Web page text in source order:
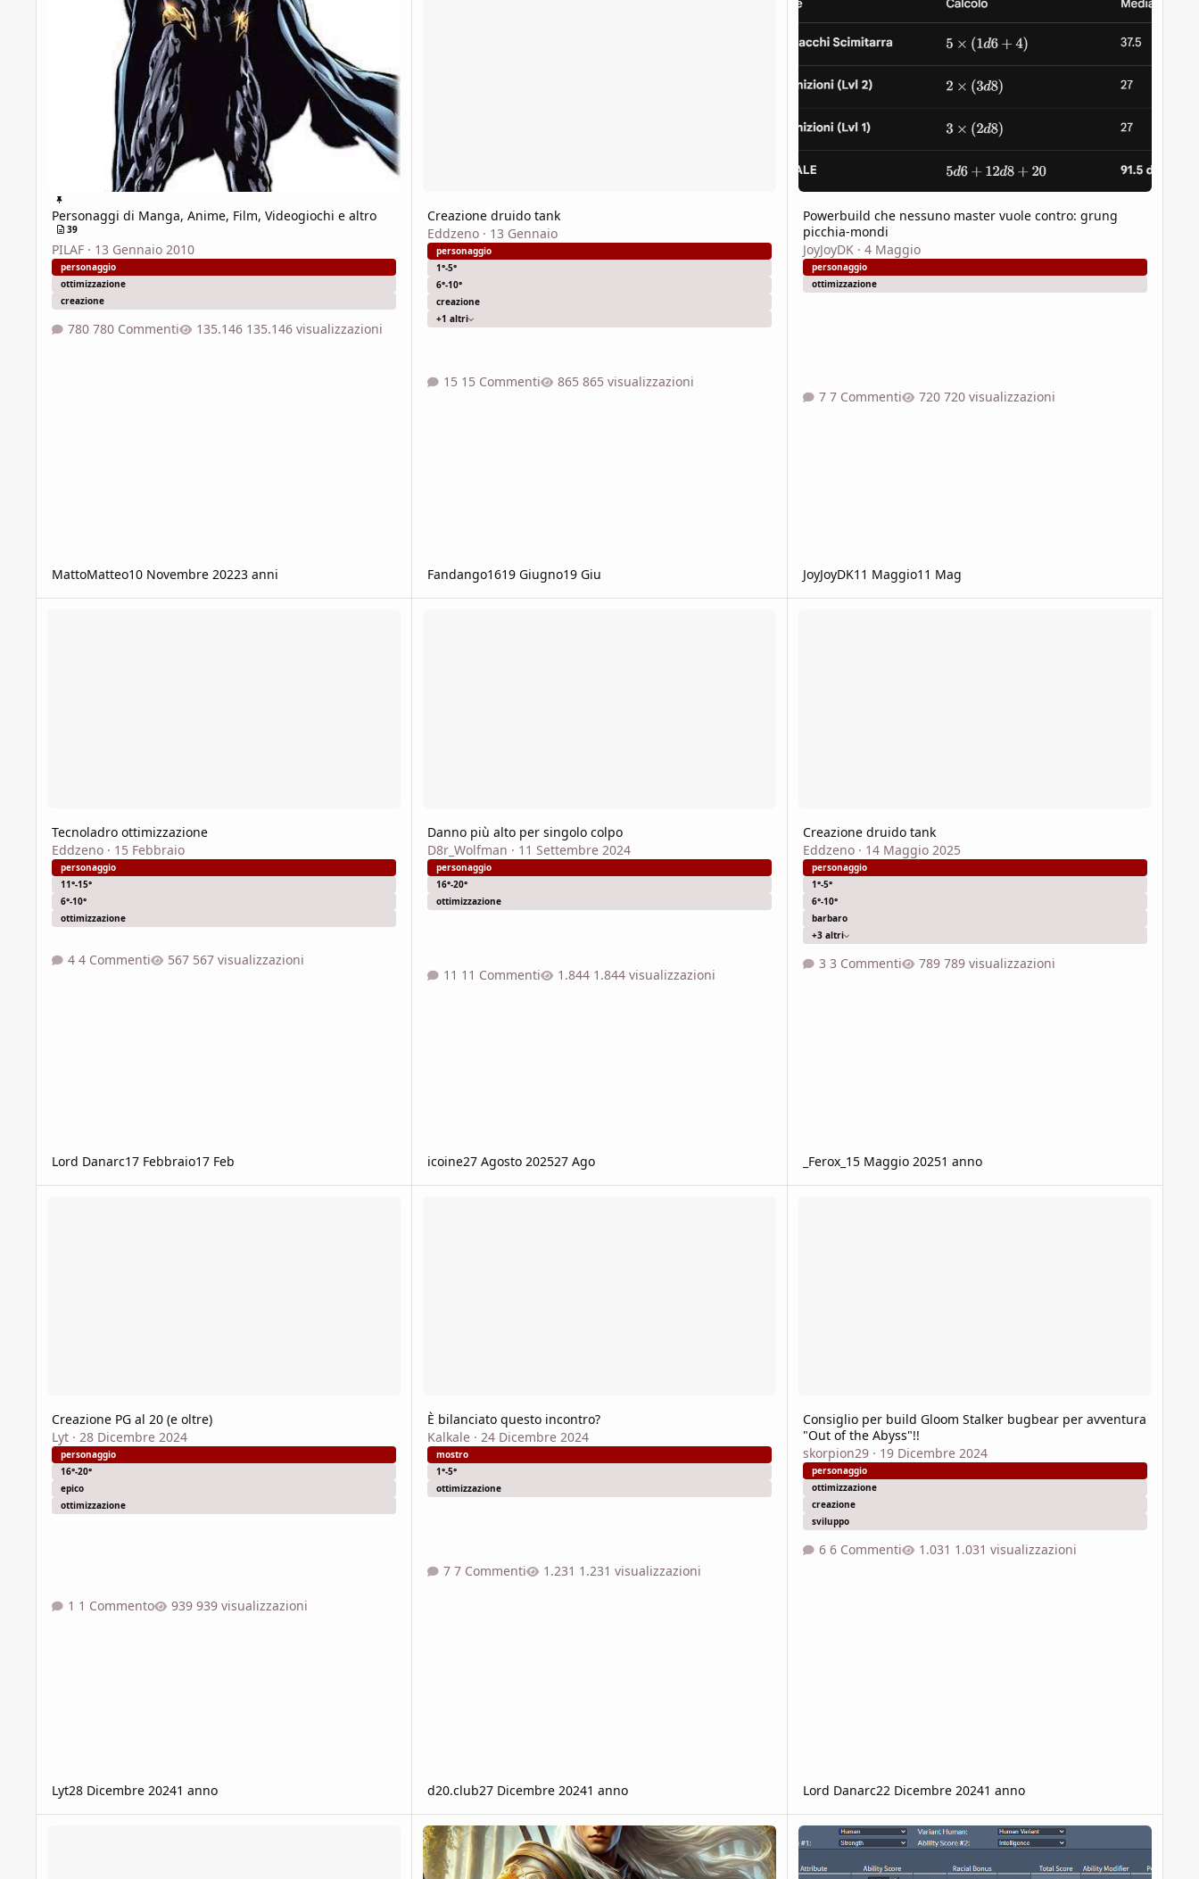
Personaggi di Manga, Anime, Film, Videogiochi e altro
39
PILAF· 13 Gennaio 2010
personaggio
ottimizzazione
creazione
780 Commenti 135.146 visualizzazioni
MattoMatteo10 Novembre 20223 anni
Creazione druido tank
Eddzeno· 13 Gennaio
personaggio
1°-5°
6°-10°
creazione
+1 altri
15 Commenti 865 visualizzazioni
Fandango1619 Giugno19 Giu
Powerbuild che nessuno master vuole contro: grung
picchia-mondi
JoyJoyDK· 4 Maggio
personaggio
ottimizzazione
7 Commenti 720 visualizzazioni
JoyJoyDK11 Maggio11 Mag
Tecnoladro ottimizzazione
Eddzeno· 15 Febbraio
personaggio
11°-15°
6°-10°
ottimizzazione
4 Commenti 567 visualizzazioni
Lord Danarc17 Febbraio17 Feb
Danno più alto per singolo colpo
D8r_Wolfman · 11 Settembre 2024
personaggio
16°-20°
ottimizzazione
11 Commenti 1.844 visualizzazioni
icoine27 Agosto 202527 Ago
Creazione druido tank
Eddzeno· 14 Maggio 2025
personaggio
1°-5°
6°-10°
barbaro
+3 altri
3 Commenti 789 visualizzazioni
_Ferox_ 15 Maggio 20251 anno
Creazione PG al 20 (e oltre)
Lyt· 28 Dicembre 2024
personaggio
16°-20°
epico
ottimizzazione
1 Commento 939 visualizzazioni
Lyt28 Dicembre 20241 anno
È bilanciato questo incontro?
Kalkale· 24 Dicembre 2024
mostro
1°-5°
ottimizzazione
7 Commenti 1.231 visualizzazioni
d20.club27 Dicembre 20241 anno
Consiglio per build Gloom Stalker bugbear per avventura
"Out of the Abyss"!!
skorpion29· 19 Dicembre 2024
personaggio
ottimizzazione
creazione
sviluppo
6 Commenti 1.031 visualizzazioni
Lord Danarc22 Dicembre 20241 anno
BUILD - Paladino Eldarin Basato su Destrezza ( Consigli per Talenti/Incantesimi/Caratteristiche e Livelli Successivi al 1° )
Consiglio cavaliere mistico